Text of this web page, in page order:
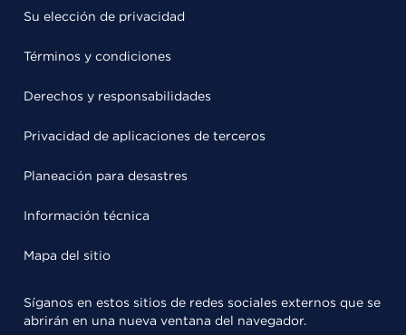
Su elección de privacidad
Términos y condiciones
Derechos y responsabilidades
Privacidad de aplicaciones de terceros
Planeación para desastres
Información técnica
Mapa del sitio
Síganos en estos sitios de redes sociales externos que se
abrirán en una nueva ventana del navegador.